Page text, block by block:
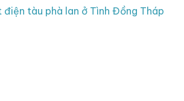
điện tàu phà lan ở Tình Đồng Tháp